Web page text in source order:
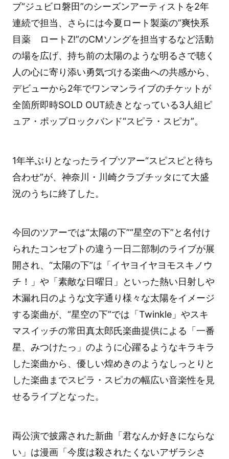
ブ“ジュビロ磐田”のシーズンアーティストを2年
連続で担当、さらには今夏ロート製薬の”爽快系
目薬 ロートZ!”のCMソングを担当するなど活動
の場を広げ、持ち前の太陽のような明るさで聴く
人の心に寄り添い勇気づける楽曲への共感から、
デビューから2年でワンマンライブのチケットが
全箇所即時SOLD OUT続きとなっている3人組ピ
ュア・ポップロックバンド“スピラ・スピカ”。
1年半ぶりとなったライブツアー“スピスピと待ち
合わせ”が、神奈川・川崎クラブチッタにて大盛
況のうちに終了した。
今回のツアーでは“太陽の下”“星空の下”と名付け
られたコンセプトの違う一日二部制のライブが展
開され、“太陽の下”は「イヤヨイヤヨモスキノウ
チ！」や「素敵な日曜日」といった熱い日射しや
木漏れ日のような文字通り様々な太陽をイメージ
する楽曲が、“星空の下”では「Twinkle」やスキ
マスイッチの常田真太郎氏楽曲提供による「一番
星、みつけたっ」のように心躍るようなキラキラ
した楽曲から、優しい煌めきのようなしっとりと
した楽曲までスピラ・スピカの幅広い音楽性を見
せるライブとなった。
両公演で披露された新曲「君なんか好きにならな
い」は漫画「今度は殺されたくないアザラシさ